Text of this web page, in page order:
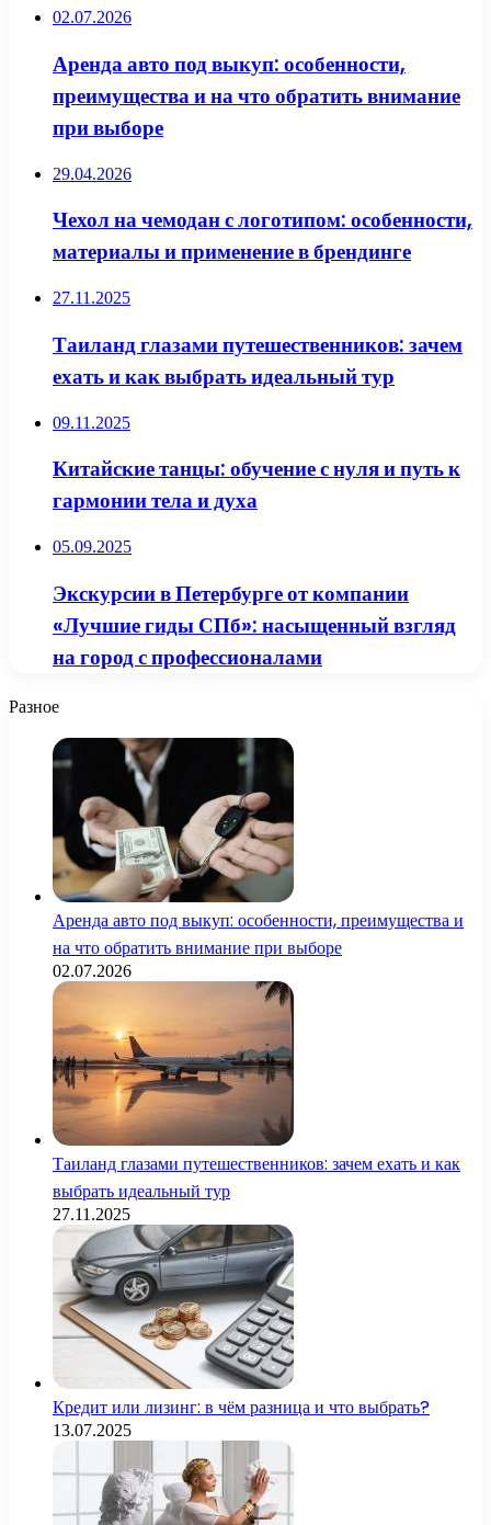
02.07.2026
Аренда авто под выкуп: особенности,
преимущества и на что обратить внимание
при выборе
29.04.2026
Чехол на чемодан с логотипом: особенности,
материалы и применение в брендинге
27.11.2025
Таиланд глазами путешественников: зачем
ехать и как выбрать идеальный тур
09.11.2025
Китайские танцы: обучение с нуля и путь к
гармонии тела и духа
05.09.2025
Экскурсии в Петербурге от компании
«Лучшие гиды СПб»: насыщенный взгляд
на город с профессионалами
Разное
Аренда авто под выкуп: особенности, преимущества и
на что обратить внимание при выборе
02.07.2026
Таиланд глазами путешественников: зачем ехать и как
выбрать идеальный тур
27.11.2025
Кредит или лизинг: в чём разница и что выбрать?
13.07.2025